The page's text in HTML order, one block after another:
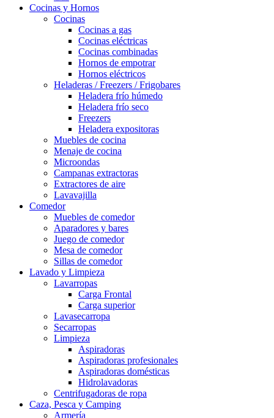
Cocinas y Hornos
Cocinas
Cocinas a gas
Cocinas eléctricas
Cocinas combinadas
Hornos de empotrar
Hornos eléctricos
Heladeras / Freezers / Frigobares
Heladera frío húmedo
Heladera frío seco
Freezers
Heladera expositoras
Muebles de cocina
Menaje de cocina
Microondas
Campanas extractoras
Extractores de aire
Lavavajilla
Comedor
Muebles de comedor
Aparadores y bares
Juego de comedor
Mesa de comedor
Sillas de comedor
Lavado y Limpieza
Lavarropas
Carga Frontal
Carga superior
Lavasecarropa
Secarropas
Limpieza
Aspiradoras
Aspiradoras profesionales
Aspiradoras domésticas
Hidrolavadoras
Centrifugadoras de ropa
Caza, Pesca y Camping
Armería